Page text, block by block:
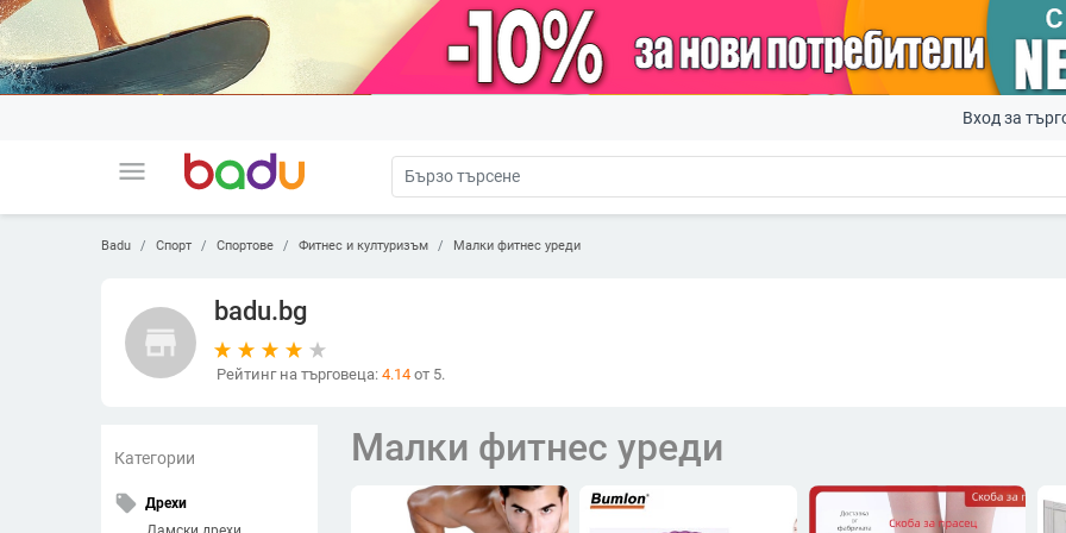
menu
Вход за
Badu Спорт Спортове Фитнес и културизъм Малки фитнес уреди
store
badu.bg
Рейтинг на търговеца: 4.14 от 5.
Категории
local_offer Дрехи
Малки фитнес уреди